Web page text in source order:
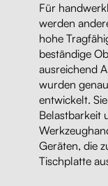
Für
werden
hohe
beständige
ausreichend
wurden
entwickelt.
Belastbarkeit
Geräten, die
Tischplatte